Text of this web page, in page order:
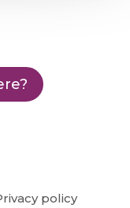
policy